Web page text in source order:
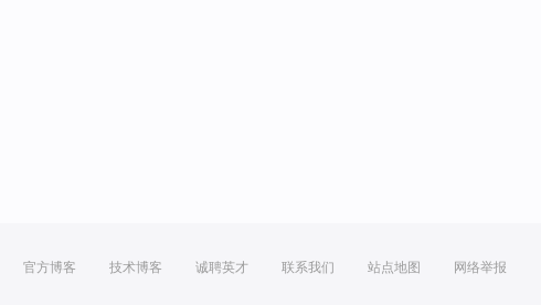
官方博客 技术博客 诚聘英才 联系我们 站点地图 网络举报